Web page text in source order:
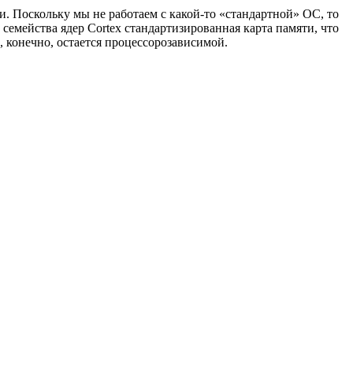
Поскольку мы не работаем с какой-то «стандартной» ОС, то
ядер Cortex стандартизированная карта памяти, что
остается процессорозависимой.